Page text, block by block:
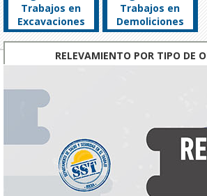
Trabajos en
Excavaciones
Trabajos en
Demoliciones
RELEVAMIENTO POR TIPO DE
Empresas
6,54%
2914 69,37% 5,38%
2657 64,59%